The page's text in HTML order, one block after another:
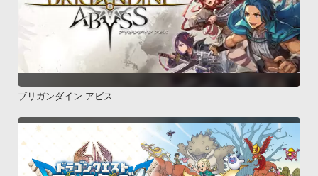
ブリガンダイン アビス